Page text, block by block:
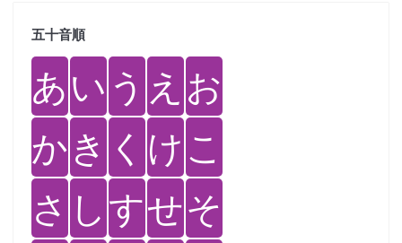
五十音順
あい う え お
かき く けこ
さ しすせそ